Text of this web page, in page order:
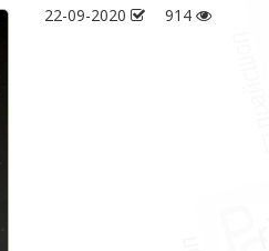
22-09-2020
914